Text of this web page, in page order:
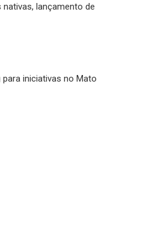
lançamento de
iniciativas no Mato